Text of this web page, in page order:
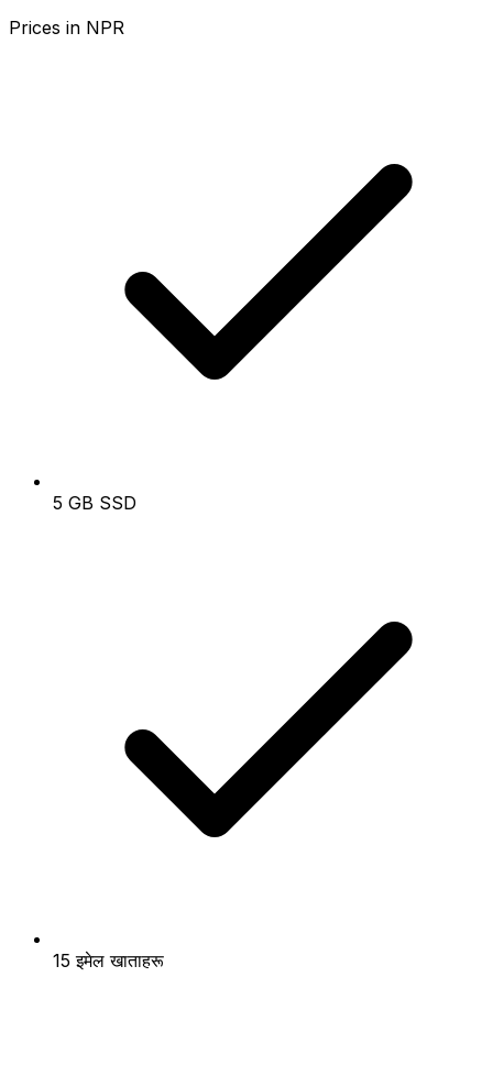
Prices in NPR
5 GB SSD
15 इमेल खाताहरू